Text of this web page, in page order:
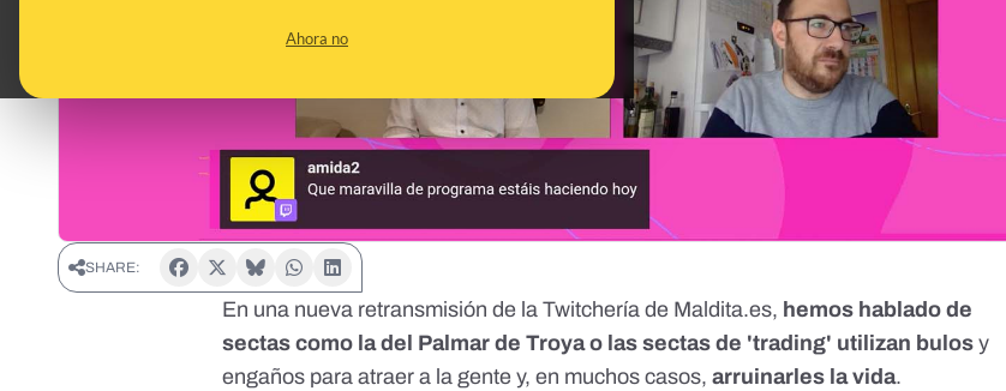
Ahora no
SHARE:
En una nueva retransmisión de laTwitchería de Maldita.es, hemos hablado de
sectas como la del Palmar de Troya o las sectas de 'trading' utilizan bulos y
engaños para atraer a la gente y, en muchos casos,arruinarles la vida.